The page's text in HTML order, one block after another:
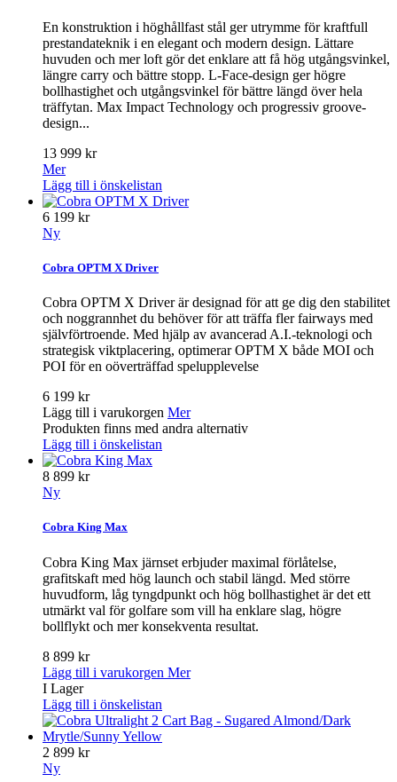
En konstruktion i höghållfast stål ger utrymme för kraftfull
prestandateknik i en elegant och modern design. Lättare
huvuden och mer loft gör det enklare att få hög utgångsvinkel,
längre carry och bättre stopp. L-Face-design ger högre
bollhastighet och utgångsvinkel för bättre längd över hela
träffytan. Max Impact Technology och progressiv groove-
design...
13 999 kr
Mer
Lägg till i önskelistan
6 199 kr
Ny
Cobra OPTM X Driver
Cobra OPTM X Driver är designad för att ge dig den stabilitet
och noggrannhet du behöver för att träffa fler fairways med
självförtroende. Med hjälp av avancerad A.I.-teknologi och
strategisk viktplacering, optimerar OPTM X både MOI och
POI för en oöverträffad spelupplevelse
6 199 kr
Lägg till i varukorgen Mer
Produkten finns med andra alternativ
Lägg till i önskelistan
8 899 kr
Ny
Cobra King Max
Cobra King Max järnset erbjuder maximal förlåtelse,
grafitskaft med hög launch och stabil längd. Med större
huvudform, låg tyngdpunkt och hög bollhastighet är det ett
utmärkt val för golfare som vill ha enklare slag, högre
bollflykt och mer konsekventa resultat.
8 899 kr
Lägg till i varukorgen Mer
I Lager
Lägg till i önskelistan
2 899 kr
Ny